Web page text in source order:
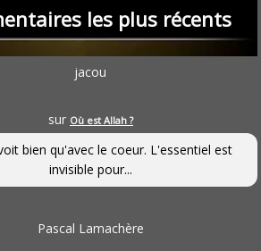
les plus récents
jacou
sur Où est Allah ?
bien qu'avec le coeur. L'essentiel est
invisible pour...
Pascal Lamachère